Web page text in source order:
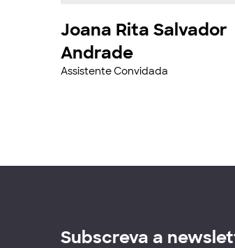
Joana Rita Salvador
Andrade
Assistente Convidada
Subscreva a